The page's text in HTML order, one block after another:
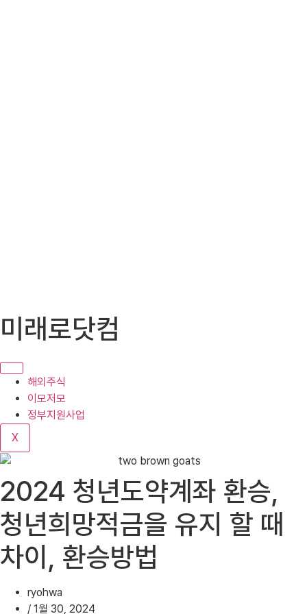
텐
로
기
미래로닷컴
해외주식
이모저모
정부지원사업
X
2024 청년도약계좌 환승,
청년희망적금을 유지 할 때
차이, 환승방법
ryohwa
/ 1월 30, 2024